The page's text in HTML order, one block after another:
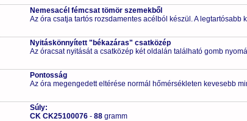
Nemesacél fémcsat tömör szemekből
Az óra csatja tartós rozsdamentes acélból készül. A legtartósabb
Nyitáskönnyített "békazáras" csatközép
Az óracsat nyitását a csatközép két oldalán található gomb
Pontosság
Az óra megengedett eltérése normál hőmérsékleten kevesebb
Súly:
CK CK25100076- 88 gramm